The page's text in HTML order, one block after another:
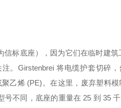
标底座），因为它们在临时建
。Girstenbrei 将电缆护套切碎
乙烯 (PE)。在这里，废弃塑料
不同，底座的重量在 25 到 35